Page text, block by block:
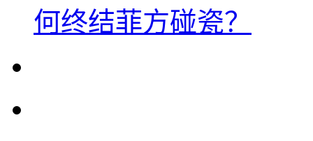
何终结菲方碰瓷？